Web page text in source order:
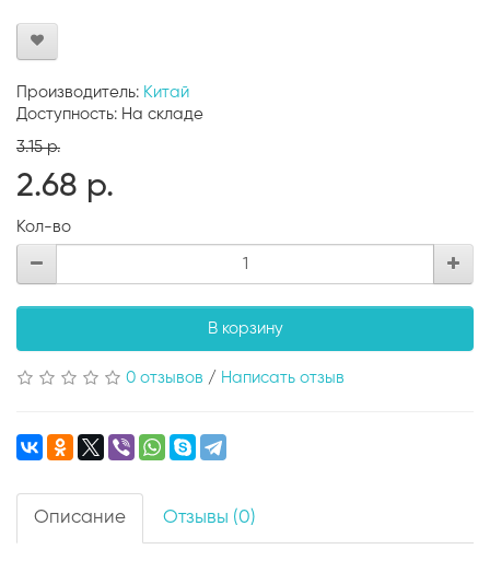
Производитель: Китай
Доступность: На складе
3.15 р.
2.68 р.
Кол-во
В корзину
0 отзывов / Написать отзыв
Описание Отзывы (0)